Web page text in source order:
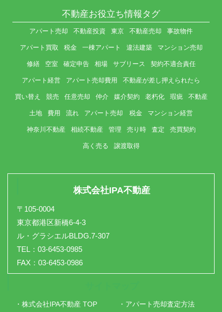
不動産お役立ち情報タグ
アパート売却 不動産投資 東京 不動産売却 事故物件
アパート買取 税金 一棟アパート 違法建築 マンション売却
修繕 空室 確定申告 相場 サブリース 契約不適合責任
アパート経営 アパート売却費用 不動産が差し押えられたら
買い替え 競売 任意売却 仲介 媒介契約 老朽化 瑕疵 不動産
土地 費用 流れ アパート売却 税金 マンション経営
神奈川不動産 相続不動産 管理 売り時 査定 売買契約
高く売る 譲渡取得
株式会社IPA不動産
〒105-0004
東京都港区新橋6-4-3
ル・グラシエルBLDG.7-307
TEL：03-6453-0985
FAX：03-6453-0986
・株式会社IPA不動産 TOP ・アパート売却査定方法